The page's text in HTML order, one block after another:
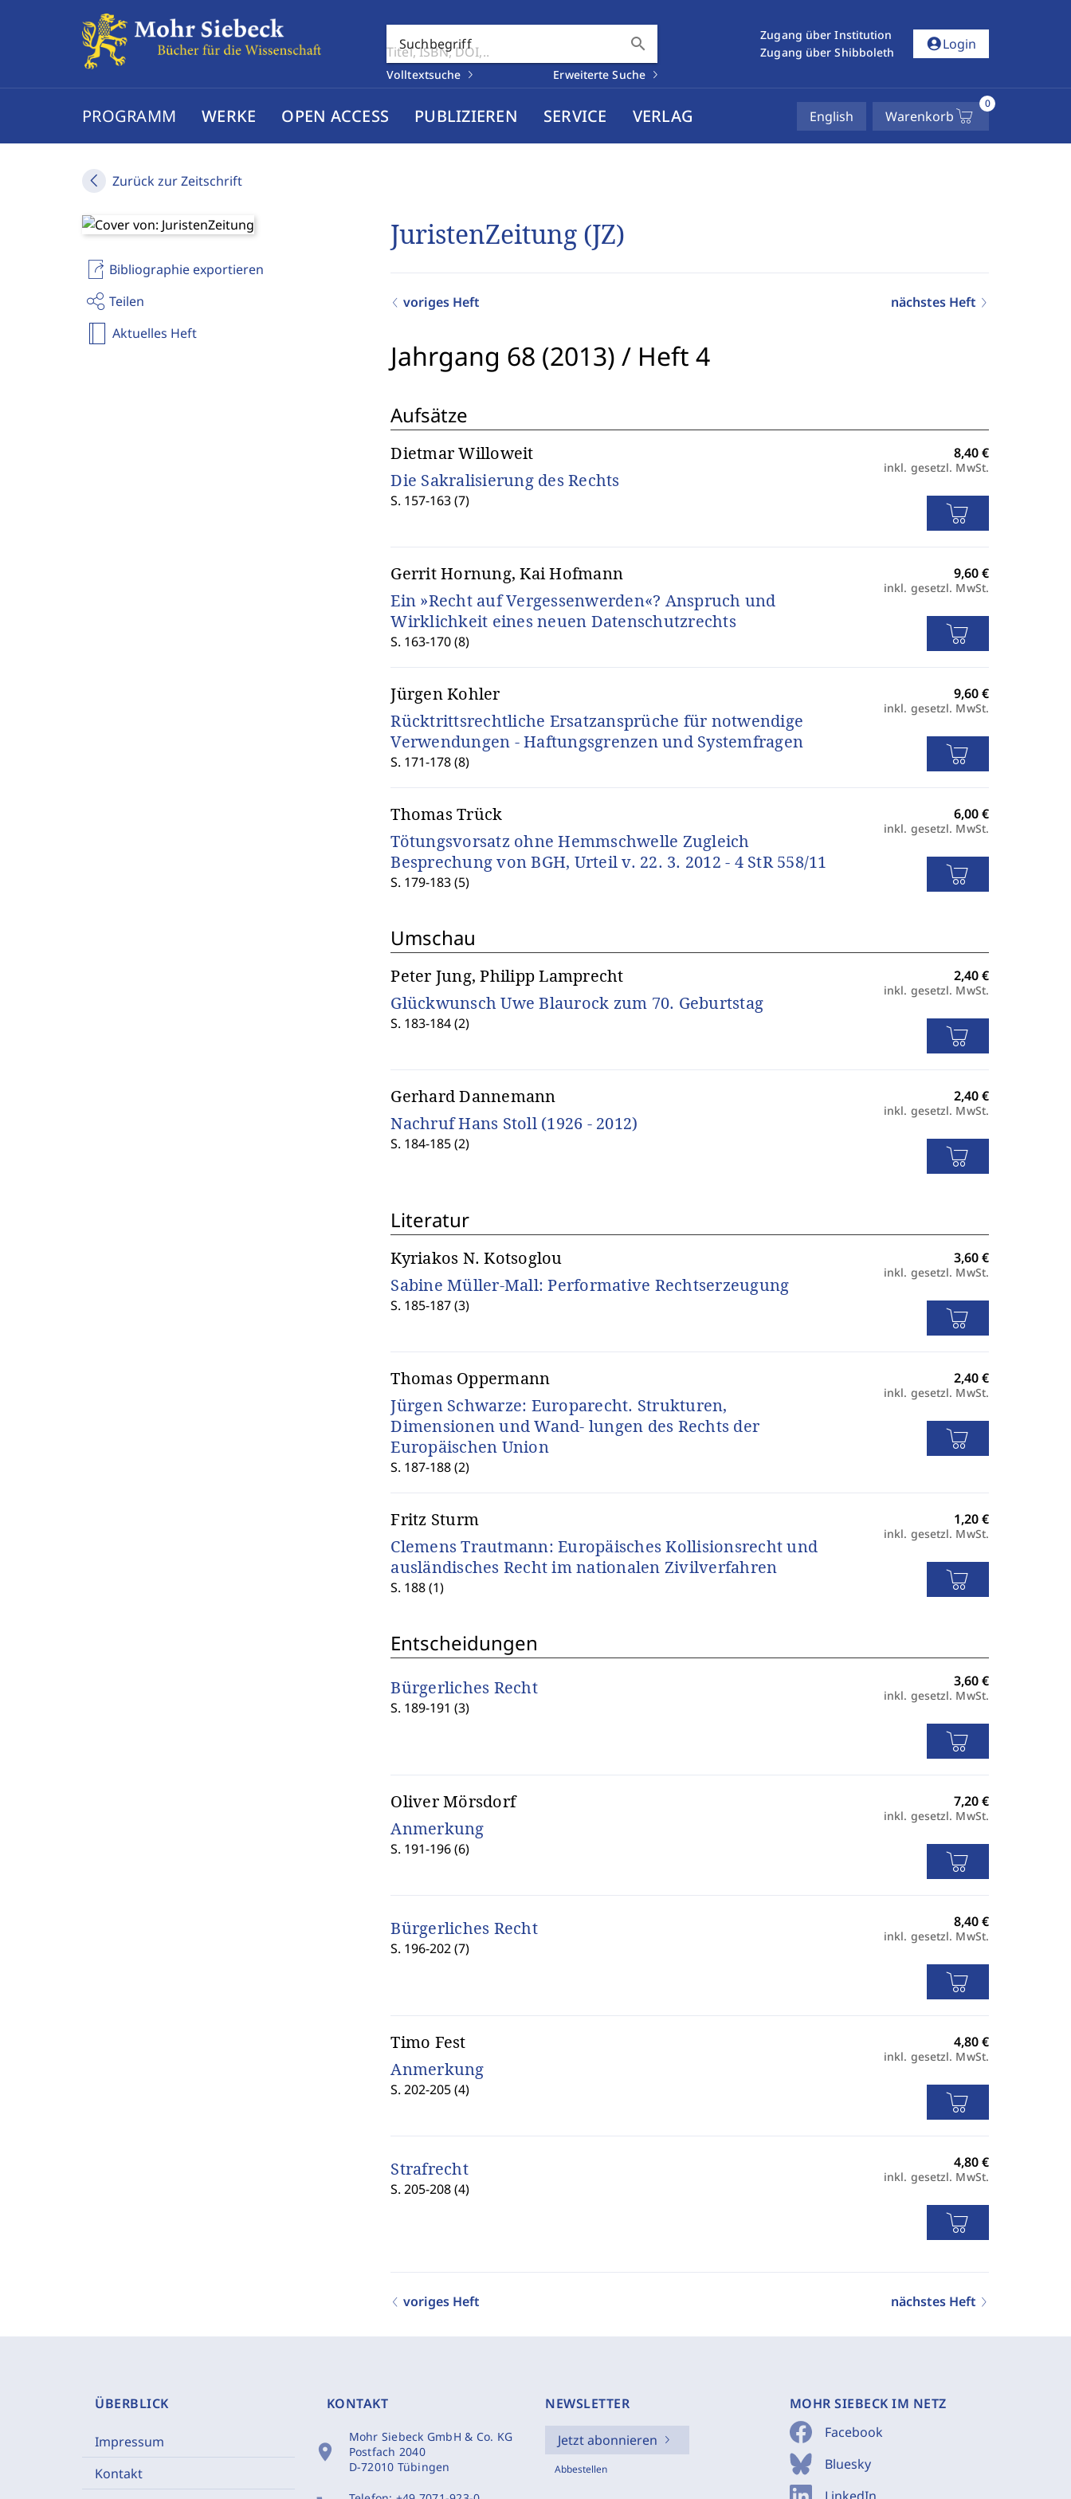
Suchbegriff search
Volltextsuche Erweiterte Suche
Zugang über Institution
Zugang über Shibboleth
account_circleLogin
PROGRAMM WERKE OPEN ACCESS PUBLIZIEREN SERVICE VERLAG English Warenkorb
0
Zurück zur Zeitschrift
Bibliographie exportieren
Teilen
Aktuelles Heft
JuristenZeitung (JZ)
voriges Heft nächstes Heft
Jahrgang 68 (2013) / Heft 4
Aufsätze
Dietmar Willoweit
Die Sakralisierung des Rechts
S. 157-163 (7)
inkl. gesetzl. MwSt.
Gerrit Hornung, Kai Hofmann
Ein »Recht auf Vergessenwerden«? Anspruch und
Wirklichkeit eines neuen Datenschutzrechts
S. 163-170 (8)
inkl. gesetzl. MwSt.
Jürgen Kohler
Rücktrittsrechtliche Ersatzansprüche für notwendige
Verwendungen - Haftungsgrenzen und Systemfragen
S. 171-178 (8)
inkl. gesetzl. MwSt.
Thomas Trück
Tötungsvorsatz ohne Hemmschwelle Zugleich
Besprechung von BGH, Urteil v. 22. 3. 2012 - 4 StR 558/11
S. 179-183 (5)
inkl. gesetzl. MwSt.
Umschau
Peter Jung, Philipp Lamprecht
Glückwunsch Uwe Blaurock zum 70. Geburtstag
S. 183-184 (2)
inkl. gesetzl. MwSt.
Gerhard Dannemann
Nachruf Hans Stoll (1926 - 2012)
S. 184-185 (2)
inkl. gesetzl. MwSt.
Literatur
Kyriakos N. Kotsoglou
Sabine Müller-Mall: Performative Rechtserzeugung
S. 185-187 (3)
inkl. gesetzl. MwSt.
Thomas Oppermann
Jürgen Schwarze: Europarecht. Strukturen,
Dimensionen und Wand- lungen des Rechts der
Europäischen Union
S. 187-188 (2)
inkl. gesetzl. MwSt.
Fritz Sturm
Clemens Trautmann: Europäisches Kollisionsrecht und
ausländisches Recht im nationalen Zivilverfahren
S. 188 (1)
inkl. gesetzl. MwSt.
Entscheidungen
Bürgerliches Recht
S. 189-191 (3)
inkl. gesetzl. MwSt.
Oliver Mörsdorf
Anmerkung
S. 191-196 (6)
inkl. gesetzl. MwSt.
Bürgerliches Recht
S. 196-202 (7)
inkl. gesetzl. MwSt.
Timo Fest
Anmerkung
S. 202-205 (4)
inkl. gesetzl. MwSt.
Strafrecht
S. 205-208 (4)
inkl. gesetzl. MwSt.
voriges Heft nächstes Heft
ÜBERBLICK
Impressum
Kontakt
KONTAKT
location_on
Mohr Siebeck GmbH & Co. KG
Postfach 2040
D-72010 Tübingen
NEWSLETTER
Jetzt abonnieren
Abbestellen
MOHR SIEBECK IM NETZ
Facebook
Bluesky